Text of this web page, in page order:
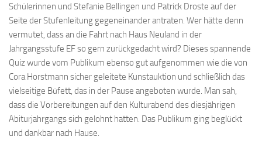
Schülerinnen und Stefanie Bellingen und Patrick Droste auf der
Seite der Stufenleitung gegeneinander antraten. Wer hätte denn
vermutet, dass an die Fahrt nach Haus Neuland in der
Jahrgangsstufe EF so gern zurückgedacht wird? Dieses spannende
Quiz wurde vom Publikum ebenso gut aufgenommen wie die von
Cora Horstmann sicher geleitete Kunstauktion und schließlich das
vielseitige Büfett, das in der Pause angeboten wurde. Man sah,
dass die Vorbereitungen auf den Kulturabend des diesjährigen
Abiturjahrgangs sich gelohnt hatten. Das Publikum ging beglückt
und dankbar nach Hause.